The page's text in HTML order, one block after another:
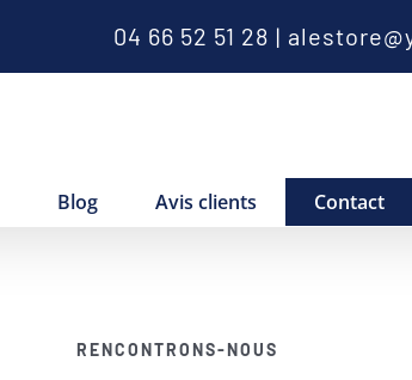
04 66 52 51 28 |
Blog Avis clients Contact
RENCONTRONS-NOUS